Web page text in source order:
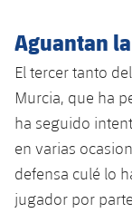
Aguantan
El tercer tanto
Murcia, que ha
ha seguido
en varias
defensa culé lo
jugador por